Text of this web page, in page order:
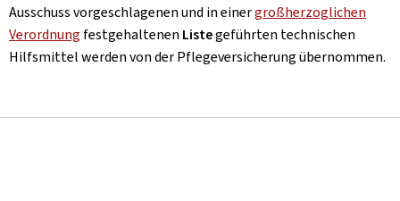
Ausschuss vorgeschlagenen und in einergroßherzoglichen
Verordnung festgehaltenen Listegeführten technischen
Hilfsmittel werden von der Pflegeversicherung übernommen.